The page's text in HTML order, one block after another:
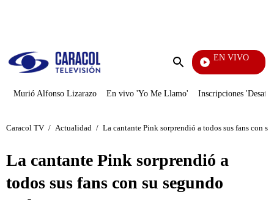
Enviar
EN VIVO
Vecinos
Murió Alfonso Lizarazo En vivo 'Yo Me Llamo' Inscripciones
Caracol TV / Actualidad / La cantante Pink sorprendió a todos sus fans con
La cantante Pink sorprendió a
todos sus fans con su segundo